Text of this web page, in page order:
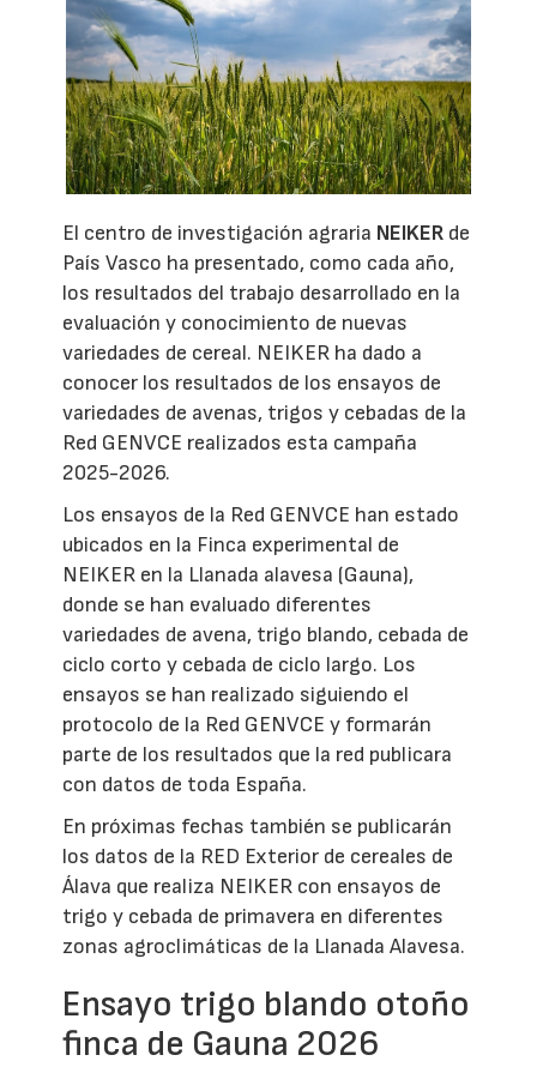
El centro de investigación agraria NEIKER de
País Vasco ha presentado, como cada año,
los resultados del trabajo desarrollado en la
evaluación y conocimiento de nuevas
variedades de cereal. NEIKER ha dado a
conocer los resultados de los ensayos de
variedades de avenas, trigos y cebadas de la
Red GENVCE realizados esta campaña
2025-2026.
Los ensayos de la Red GENVCE han estado
ubicados en la Finca experimental de
NEIKER en la Llanada alavesa (Gauna),
donde se han evaluado diferentes
variedades de avena, trigo blando, cebada de
ciclo corto y cebada de ciclo largo. Los
ensayos se han realizado siguiendo el
protocolo de la Red GENVCE y formarán
parte de los resultados que la red publicara
con datos de toda España.
En próximas fechas también se publicarán
los datos de la RED Exterior de cereales de
Álava que realiza NEIKER con ensayos de
trigo y cebada de primavera en diferentes
zonas agroclimáticas de la Llanada Alavesa.
Ensayo trigo blando otoño
finca de Gauna 2026